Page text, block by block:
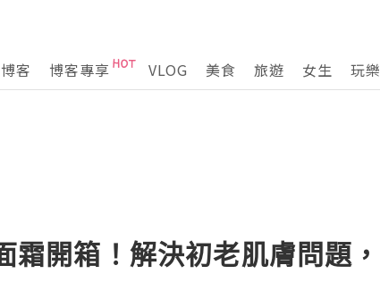
客 博客專享 VLOG 美食 旅遊 女生 玩樂
霜開箱！解決初老肌膚問題，